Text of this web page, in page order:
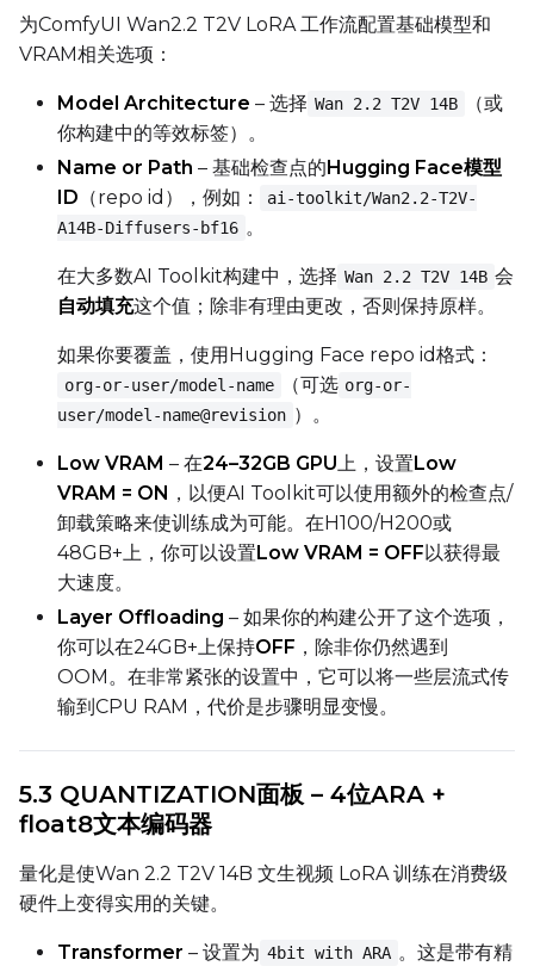
LoRA Scale
Prompt
Width
Height
Seed
LoRA Scale
Prompt
Height
为ComfyUI Wan2.2 T2V LoRA 工作流配置基础模型和
VRAM相关选项：
Model Architecture – 选择 Wan 2.2 T2V 14B
（或
你构建中的等效标签）。
Name or Path – 基础检查点的Hugging Face模型
ID （repo id），例如：
ai-toolkit/Wan2.2-T2V-
A14B-Diffusers-bf16 。
在大多数AI Toolkit构建中，选择 Wan 2.2 T2V 14B 会
自动填充这个值；除非有理由更改，否则保持原样。
如果你要覆盖，使用Hugging Face repo id格式：
org-or-user/model-name （可选 org-or-
user/model-name@revision ）。
Low VRAM – 在24–32GB GPU上，设置Low
VRAM = ON ，以便AI Toolkit可以使用额外的检查点/
卸载策略来使训练成为可能。在H100/H200或
48GB+上，你可以设置Low VRAM = OFF以获得最
大速度。
Layer Offloading – 如果你的构建公开了这个选项，
你可以在24GB+上保持OFF ，除非你仍然遇到
OOM。在非常紧张的设置中，它可以将一些层流式传
输到CPU RAM，代价是步骤明显变慢。
5.3 QUANTIZATION面板 – 4位ARA +
float8文本编码器
量化是使Wan 2.2 T2V 14B 文生视频 LoRA 训练在消费级
硬件上变得实用的关键。
Transformer – 设置为 4bit with ARA 。这是带有精